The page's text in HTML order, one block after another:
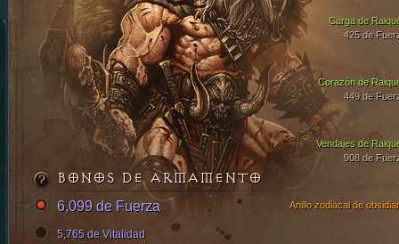
Corazón de
449 de
Vendajes de
908 de
Carga de
425 de
Anillo zodiacal de
BONOS DE ARMAMENTO
6,099 de Fuerza
5,765 de Vitalidad